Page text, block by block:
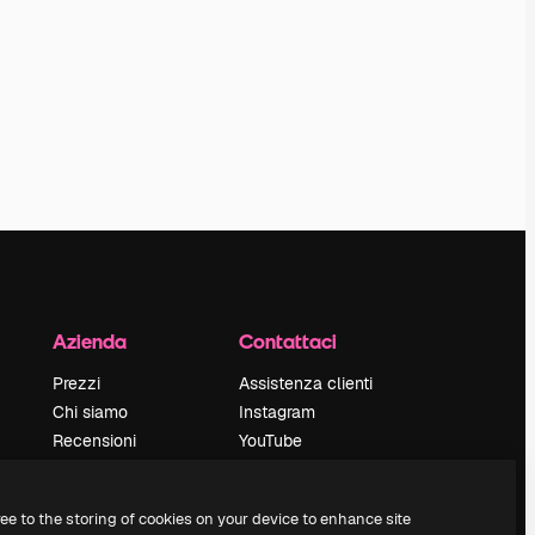
Azienda
Prezzi
Chi siamo
Recensioni
Blog
Contattaci
Assistenza clienti
Instagram
YouTube
Discord
to the storing of cookies on your device to enhance site